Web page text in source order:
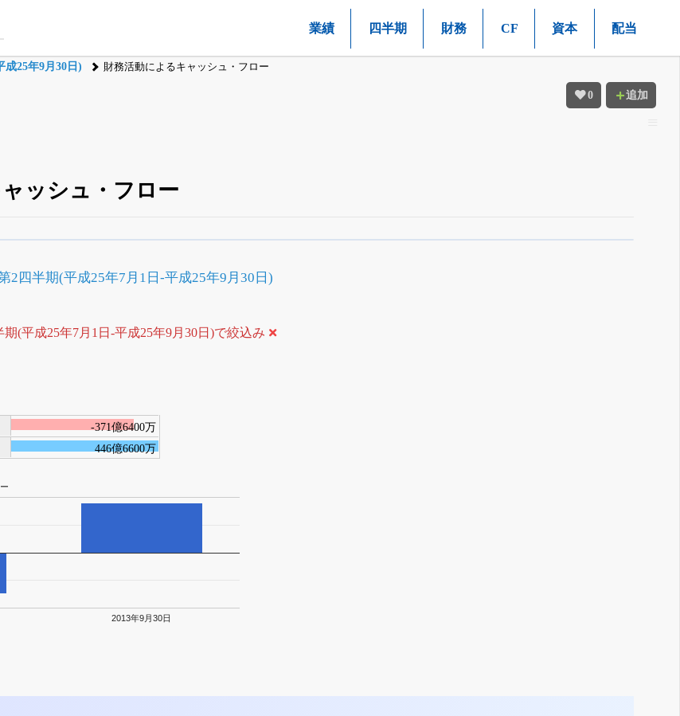
業績 四半期 財務 CF 資本 配当
成25年9月30日) 財務活動によるキャッシュ・フロー
0 追加
ッシュ・フロー
をはじめる
株版の先行利用も付きます
2四半期(平成25年7月1日-平成25年9月30日)
(平成25年7月1日-平成25年9月30日)で絞込み
-371億6400万
446億6600万
2013年9月30日